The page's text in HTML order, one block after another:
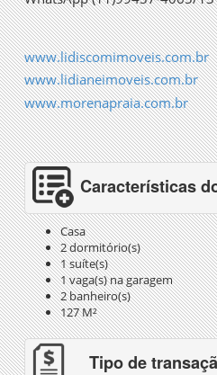
www.lidiscomimoveis.com.br
www.lidianeimoveis.com.br
www.morenapraia.com.br
Características
Casa
2 dormitório(s)
1 suíte(s)
1 vaga(s) na garagem
2 banheiro(s)
127 M²
Tipo de